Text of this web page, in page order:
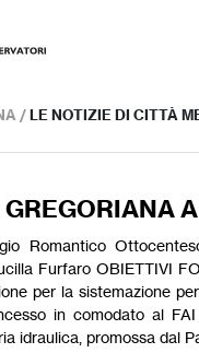
/LE NOTIZIE DI CITTÀ
Romantico
Furfaro OBIETTIVI
per la sistemazione
in comodato al
idraulica, promossa dal